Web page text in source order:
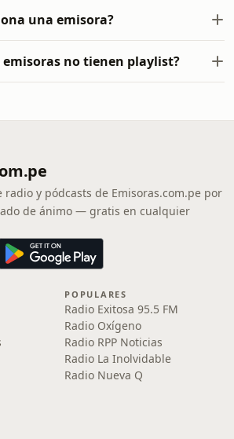
una emisora?
emisoras no tienen playlist?
radio y pódcasts de Emisoras.com.pe por
de ánimo — gratis en cualquier
POPULARES
Radio Exitosa 95.5 FM
Radio Oxígeno
Radio RPP Noticias
Radio La Inolvidable
Radio Nueva Q